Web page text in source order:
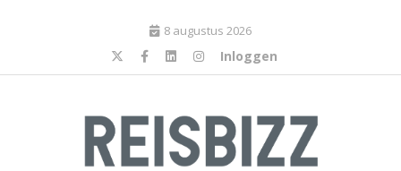
8 augustus 2026
Inloggen